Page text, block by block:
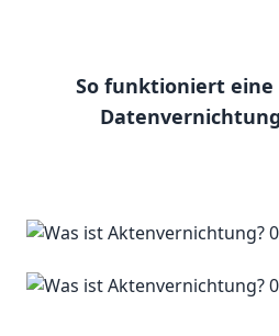
So funktioniert eine